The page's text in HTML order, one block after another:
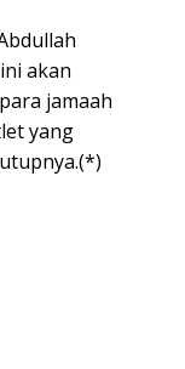
akan
jamaah
yang